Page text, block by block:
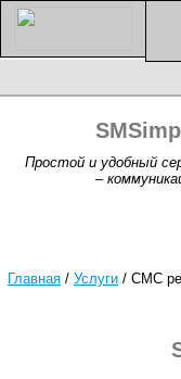
Простой и удобный
–
Главная / Услуги / СМС